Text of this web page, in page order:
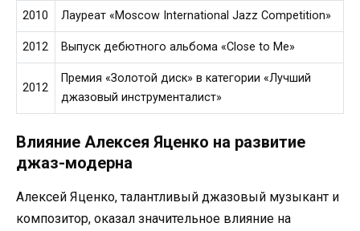
2010 Лауреат «Moscow International Jazz Competition»
2012 Выпуск дебютного альбома «Close to Me»
2012
Премия «Золотой диск» в категории «Лучший
джазовый инструменталист»
Влияние Алексея Яценко на развитие
джаз-модерна
Алексей Яценко, талантливый джазовый музыкант и
композитор, оказал значительное влияние на